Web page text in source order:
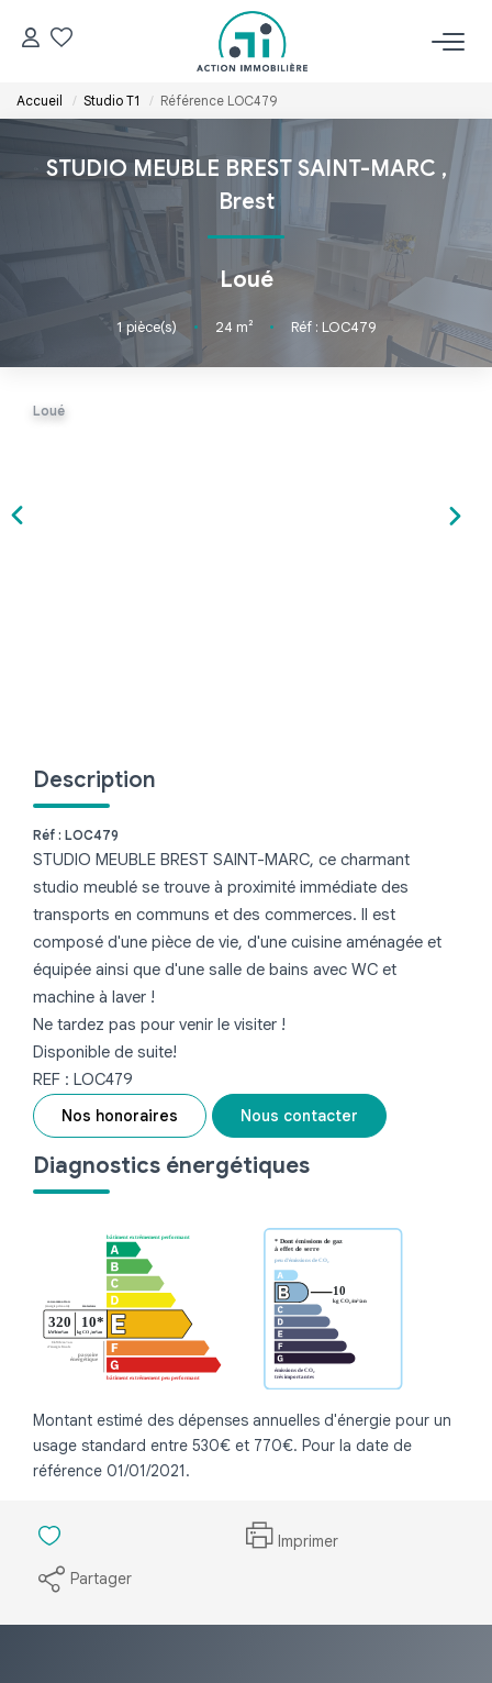
ACCUEIL
NOS BIENS
Louer
Accueil Studio T1 Référence LOC479
STUDIO MEUBLE BREST SAINT-MARC ,
Brest
Loué
1 pièce(s) • 24 m² • Réf : LOC479
Loué
Description
Réf : LOC479
STUDIO MEUBLE BREST SAINT-MARC, ce charmant
studio meublé se trouve à proximité immédiate des
transports en communs et des commerces. Il est
composé d'une pièce de vie, d'une cuisine aménagée et
équipée ainsi que d'une salle de bains avec WC et
machine à laver !
Ne tardez pas pour venir le visiter !
Disponible de suite!
REF : LOC479
Nos honoraires
Nous contacter
Diagnostics énergétiques
Montant estimé des dépenses annuelles d'énergie pour un
usage standard entre 530€ et 770€. Pour la date de
référence 01/01/2021.
Imprimer
Partager